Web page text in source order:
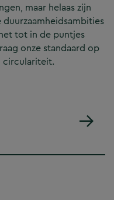
maar helaas zijn
tot in de puntjes
onze standaard op
circulariteit.